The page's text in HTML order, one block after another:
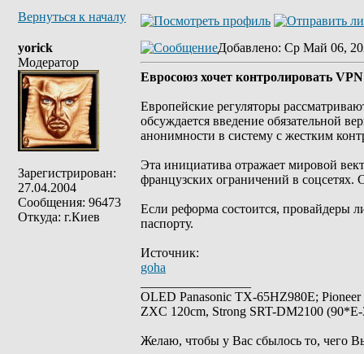
Вернуться к началу
yorick
Модератор
Зарегистрирован:
27.04.2004
Сообщения: 96473
Откуда: г.Киев
Добавлено: Ср Май 06,
Евросоюз хочет контролировать VPN
Европейские регуляторы
обсуждается введение обязательной
анонимности в систему с жестким
Эта инициатива отражает мировой
французских ограничений в соцсетях.
Если реформа состоится, провайдеры
паспорту.
Источник:
goha
OLED Panasonic TX-65HZ980E;
ZXC 120cm, Strong SRT-DM2100
Желаю, чтобы у Вас сбылось то, чего